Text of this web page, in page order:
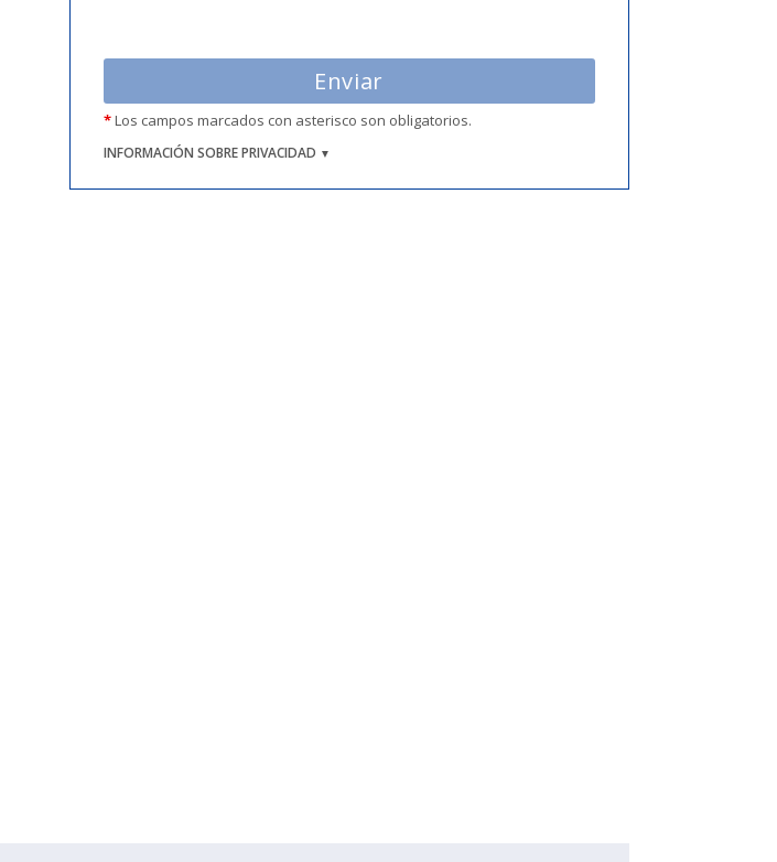
*Los campos marcados con asterisco son obligatorios.
INFORMACIÓN SOBRE PRIVACIDAD